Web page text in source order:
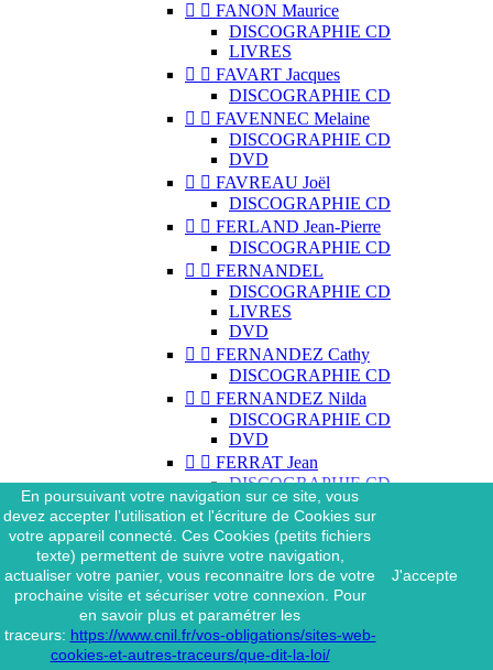
  FANON Maurice
DISCOGRAPHIE CD
LIVRES
  FAVART Jacques
DISCOGRAPHIE CD
  FAVENNEC Melaine
DISCOGRAPHIE CD
DVD
  FAVREAU Joël
DISCOGRAPHIE CD
  FERLAND Jean-Pierre
DISCOGRAPHIE CD
  FERNANDEL
DISCOGRAPHIE CD
LIVRES
DVD
  FERNANDEZ Cathy
DISCOGRAPHIE CD
  FERNANDEZ Nilda
DISCOGRAPHIE CD
DVD
  FERRAT Jean
DISCOGRAPHIE CD
DISCOGRAPHIE 45 TOURS
DISCOGRAPHIE 33 TOURS
DVD
MAGAZINE
  FERRAT Jean & SES
INTERPRÈTES
DISCOGRAPHIE CD
  FERRÉ Léo
En poursuivant votre navigation sur ce site, vous
devez accepter l’utilisation et l'écriture de Cookies sur
votre appareil connecté. Ces Cookies (petits fichiers
texte) permettent de suivre votre navigation,
actualiser votre panier, vous reconnaitre lors de votre
prochaine visite et sécuriser votre connexion. Pour
en savoir plus et paramétrer les
traceurs: https://www.cnil.fr/vos-obligations/sites-web-
cookies-et-autres-traceurs/que-dit-la-loi/
J'accepte